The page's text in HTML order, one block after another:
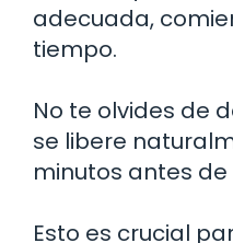
adecuada,
tiempo.
No te olvides de
se libere
minutos antes
Esto es crucial